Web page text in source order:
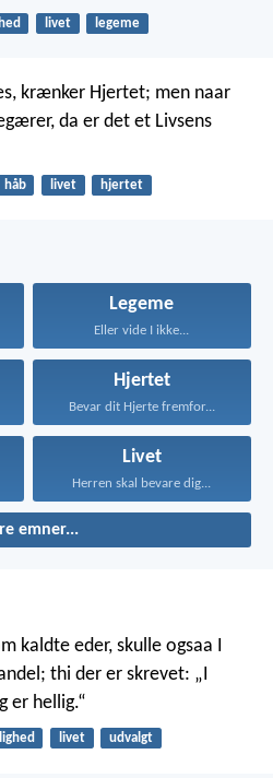
livet legeme
krænker Hjertet; men naar
da er det et Livsens
håb livet hjertet
Legeme
Eller vide I ikke...
Hjertet
Bevar dit Hjerte fremfor...
Livet
Herren skal bevare dig...
emner...
kaldte eder, skulle ogsaa I
thi der er skrevet: „I
er hellig.“
livet udvalgt